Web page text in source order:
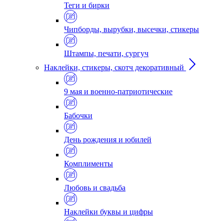
Теги и бирки
Чипборды, вырубки, высечки, стикеры
Штампы, печати, сургуч
Наклейки, стикеры, скотч декоративный
9 мая и военно-патриотические
Бабочки
День рождения и юбилей
Комплименты
Любовь и свадьба
Наклейки буквы и цифры